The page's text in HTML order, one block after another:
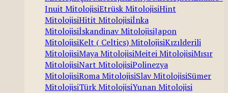
Inuit MitolojisiEtrüsk MitolojisiHint
MitolojisiHitit Mitolojisiİnka
Mitolojisiİskandinav MitolojisiJapon
MitolojisiKelt ( Celtics) MitolojisiKızılderili
MitolojisiMaya MitolojisiMeitei MitolojisiMısır
MitolojisiNart MitolojisiPolinezya
MitolojisiRoma MitolojisiSlav MitolojisiSümer
MitolojisiTürk MitolojisiYunan Mitolojisi